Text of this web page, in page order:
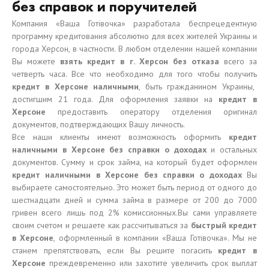
без справок и поручителей
Компания «Ваша Готівочка» разработала беспрецедентную
программу кредитования абсолютно для всех жителей Украины и
города Херсон, в частности. В любом отделении нашей компании
Вы можете взять кредит в г. Херсон без отказа всего за
четверть часа. Все что необходимо для того чтобы получить
кредит в Херсоне наличными, быть гражданином Украины,
достигшим 21 года. Для оформления заявки на кредит в
Херсоне предоставить оператору отделения оригинал
документов, подтверждающих Вашу личность.
Все наши клиенты имеют возможность оформить кредит
наличными в Херсоне без справки о доходахи остальных
документов. Сумму и срок займа, на который будет оформлен
кредит наличными в Херсоне без справки о доходахВы
выбираете самостоятельно. Это может быть период от одного до
шестнадцати дней и сумма займа в размере от 200 до 7000
гривен всего лишь под 2% комиссионных.Вы сами управляете
своим счетом и решаете как рассчитываться за быстрый кредит
в Херсоне, оформленный в компании «Ваша Готівочка». Мы не
станем препятствовать, если Вы решите погасить кредит в
Херсоне преждевременно или захотите увеличить срок выплат